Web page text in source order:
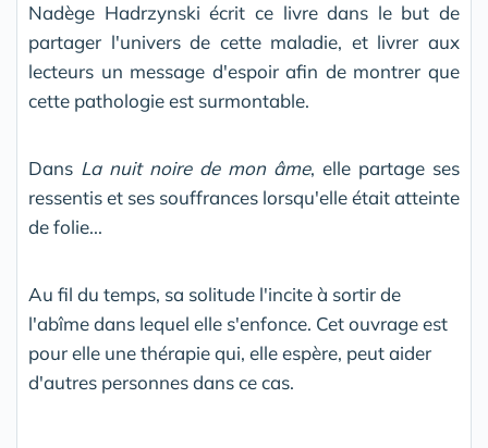
Nadège Hadrzynski écrit ce livre dans le but de
partager l'univers de cette maladie, et livrer aux
lecteurs un message d'espoir afin de montrer que
cette pathologie est surmontable.
Dans La nuit noire de mon âme, elle partage ses
ressentis et ses souffrances lorsqu'elle était atteinte
de folie...
Au fil du temps, sa solitude l'incite à sortir de
l'abîme dans lequel elle s'enfonce. Cet ouvrage est
pour elle une thérapie qui, elle espère, peut aider
d'autres personnes dans ce cas.